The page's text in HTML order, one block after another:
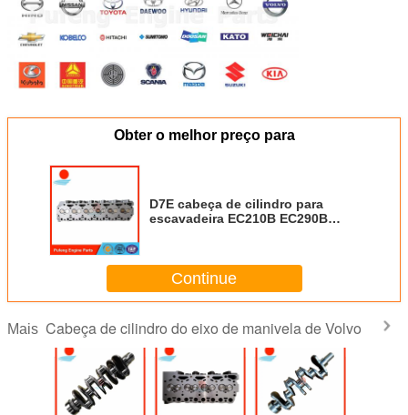
Obter o melhor preço para
D7E cabeça de cilindro para
escavadeira EC210B EC290B
Continue
Mais Cabeça de cilindro do eixo de manivela de Volvo